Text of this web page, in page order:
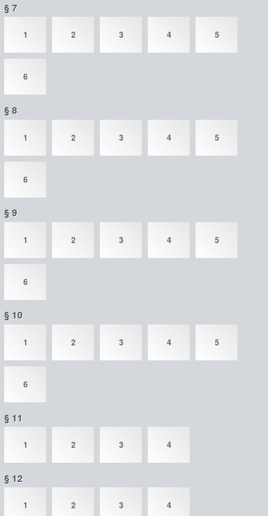
§ 7
1 2 3 4 5
6
§ 8
1 2 3 4 5
6
§ 9
1 2 3 4 5
6
§ 10
1 2 3 4 5
6
§ 11
1 2 3 4
§ 12
1 2 3 4